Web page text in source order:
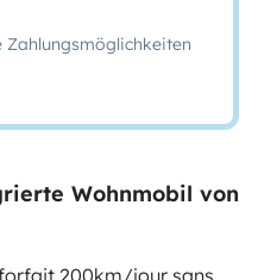
Zahlungsmöglichkeiten
Wohnmobil von
200km/jour sans